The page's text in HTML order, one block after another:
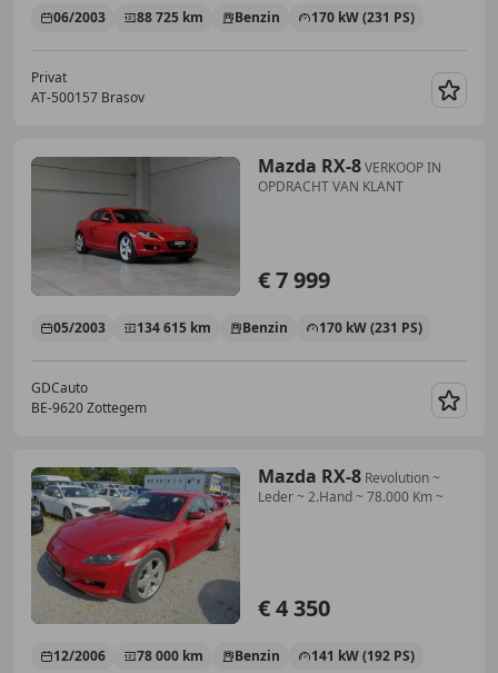
06/2003 88 725 km Benzin 170 kW (231 PS)
Privat
AT-500157 Brasov
Mazda RX-8VERKOOP IN
OPDRACHT VAN KLANT
€ 7 999
05/2003 134 615 km Benzin 170 kW (231 PS)
GDCauto
BE-9620 Zottegem
Mazda RX-8 Revolution ~
Leder ~ 2.Hand ~ 78.000 Km ~
€ 4 350
12/2006 78 000 km Benzin 141 kW (192 PS)